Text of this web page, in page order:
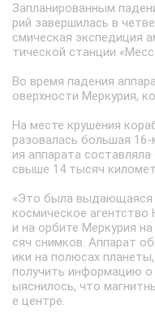
Запланированным
рий завершилась в
смическая экспедиция
тической станции
Во время падения
оверхности Меркурия,
На месте крушения
разовалась большая
ия аппарата
свыше 14 тысяч
«Это была выдающаяся
космическое
и на орбите Меркурия
сяч снимков. Аппарат
ики на полюсах
получить информацию
ыяснилось, что
е центре.